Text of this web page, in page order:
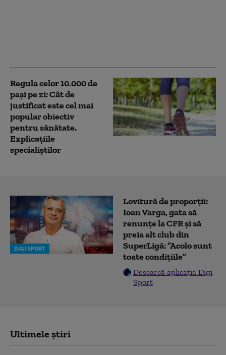
Regula celor 10.000 de
pași pe zi: Cât de
justificat este cel mai
popular obiectiv
pentru sănătate.
Explicațiile
specialiștilor
DIGI SPORT
Lovitură de proporții:
Ioan Varga, gata să
renunțe la CFR și să
preia alt club din
SuperLigă: ”Acolo sunt
toate condițiile”
Descarcă aplicația Digi
Sport
Ultimele știri